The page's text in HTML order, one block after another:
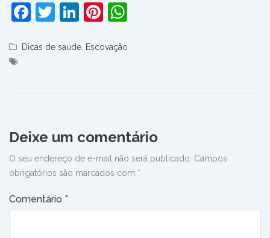
Facebook
Twitter
LinkedIn
Pinterest
Dicas de saúde, Escovação
Deixe um comentário
O seu endereço de e-mail não será publicado. Campos
obrigatórios são marcados com *
Comentário *